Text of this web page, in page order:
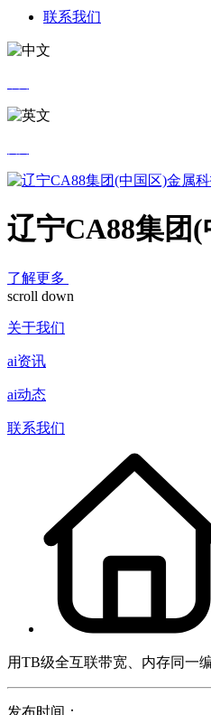
联系我们
辽宁CA88集团
了解更多
scroll down
关于我们
ai资讯
ai动态
联系我们
用TB级全互联带宽、内存同一
发布时间：